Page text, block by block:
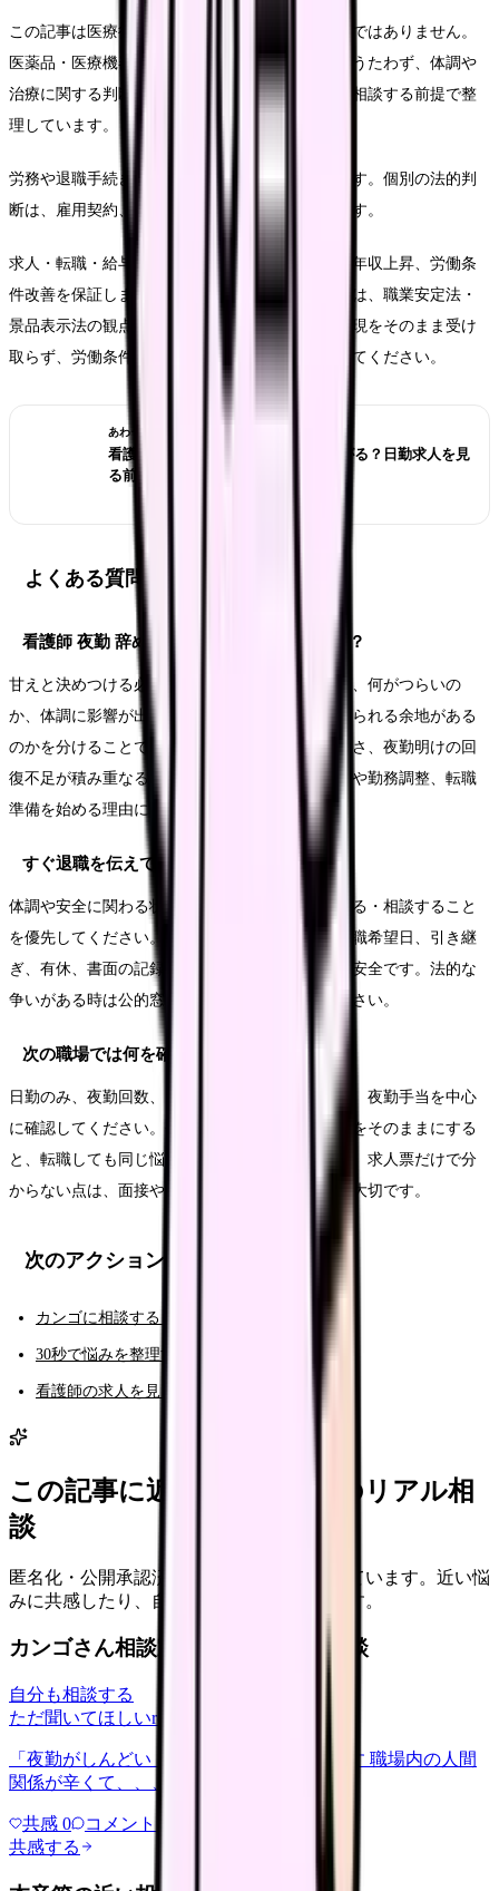
この記事は医療行為、診断、治療効果を示すものではありません。
医薬品・医療機器・サプリメント等の効能効果をうたわず、体調や
治療に関する判断は医師・薬剤師などの専門職に相談する前提で整
理しています。
労務や退職手続きに関わる部分は一般的な整理です。個別の法的判
断は、雇用契約、就業規則、事実関係で変わります。
求人・転職・給与に関する内容は、内定、採用、年収上昇、労働条
件改善を保証しません。求人票や紹介文を見る時は、職業安定法・
景品表示法の観点から、断定的に有利に見える表現をそのまま受け
取らず、労働条件通知書や面接で具体的に確認してください。
あわせて読みたい
看護師が夜勤なしにすると給料は下がる？日勤求人を見
る前の収入チェック
よくある質問
看護師 夜勤 辞めたいで悩むのは甘えですか？
甘えと決めつける必要はありません。大切なのは、何がつらいの
か、体調に影響が出ているのか、今の職場で変えられる余地がある
のかを分けることです。夜勤回数、仮眠の取れなさ、夜勤明けの回
復不足が積み重なることが続いているなら、相談や勤務調整、転職
準備を始める理由になります。
すぐ退職を伝えてもいいですか？
体調や安全に関わる状態なら、まず休む・受診する・相談すること
を優先してください。退職意思が固い場合も、退職希望日、引き継
ぎ、有休、書面の記録を整理してから伝える方が安全です。法的な
争いがある時は公的窓口や専門家に相談してください。
次の職場では何を確認すればいいですか？
日勤のみ、夜勤回数、オンコール有無、仮眠体制、夜勤手当を中心
に確認してください。今の職場でつらかった条件をそのままにする
と、転職しても同じ悩みが再発しやすくなります。求人票だけで分
からない点は、面接や見学で具体的に聞くことが大切です。
次のアクション
カンゴに相談する（AI相談）
30秒で悩みを整理する（悩み診断）
看護師の求人を見る
この記事に近い看護師さんのリアル相
談
匿名化・公開承認済みの本音だけを表示しています。近い悩
みに共感したり、自分の状況を投稿できます。
カンゴさん相談室から共有された相談
自分も相談する
ただ聞いてほしいrelationships
「夜勤がしんどい」について相談したいです 職場内の人間
関係が辛くて、、、
共感 0 コメント
共感する